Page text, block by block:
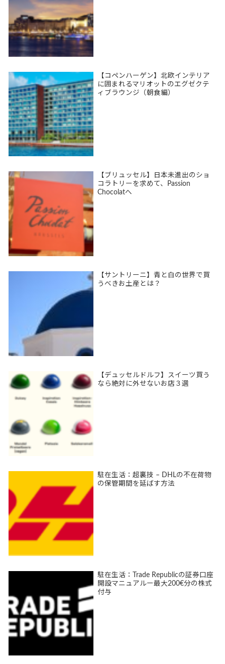
【コペンハーゲン】北欧インテリア
に囲まれるマリオットのエグゼクテ
ィブラウンジ（朝食編）
【ブリュッセル】日本未進出のショ
コラトリーを求めて、Passion
Chocolatへ
【サントリーニ】青と白の世界で買
うべきお土産とは？
【デュッセルドルフ】スイーツ買う
なら絶対に外せないお店３選
駐在生活：超裏技 – DHLの不在荷物
の保管期間を延ばす方法
駐在生活：Trade Republicの証券口座
開設マニュアルー最大200€分の株式
付与